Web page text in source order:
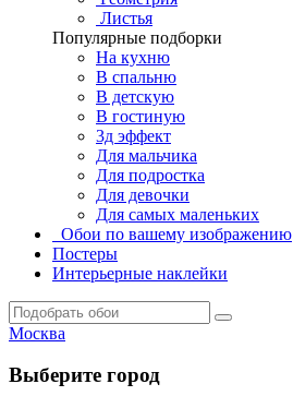
Листья
Популярные подборки
На кухню
В спальню
В детскую
В гостиную
3д эффект
Для мальчика
Для подростка
Для девочки
Для самых маленьких
Обои по вашему изображению
Постеры
Интерьерные наклейки
Москва
Выберите город